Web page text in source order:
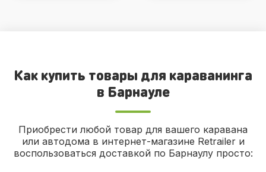
Как купить товары для караванинга
в Барнауле
Приобрести любой товар для вашего каравана
или автодома в интернет-магазине Retrailer и
воспользоваться доставкой по Барнаулу просто: